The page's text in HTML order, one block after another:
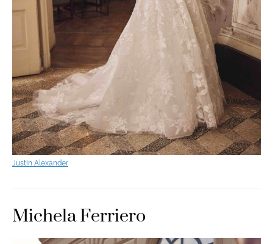
Justin Alexander
Michela Ferriero